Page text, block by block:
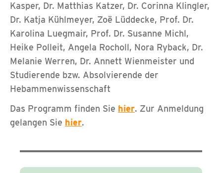
Kasper, Dr. Matthias Katzer, Dr. Corinna Klingler,
Dr. Katja Kühlmeyer, Zoë Lüddecke, Prof. Dr.
Karolina Luegmair, Prof. Dr. Susanne Michl,
Heike Polleit, Angela Rocholl, Nora Ryback, Dr.
Melanie Werren, Dr. Annett Wienmeister und
Studierende bzw. Absolvierende der
Hebammenwissenschaft
Das Programm finden Sie hier. Zur Anmeldung
gelangen Sie hier.